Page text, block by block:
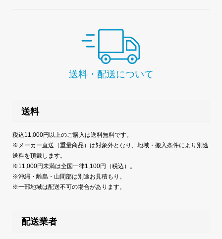
送料・配送について
送料
税込11,000円以上のご購入は送料無料です。
※メーカー直送（重量商品）は対象外となり、地域・搬入条件により別途
送料を頂戴します。
※11,000円未満は全国一律1,100円（税込）。
※沖縄・離島・山間部は別途お見積もり。
※一部地域は配送不可の場合があります。
配送業者